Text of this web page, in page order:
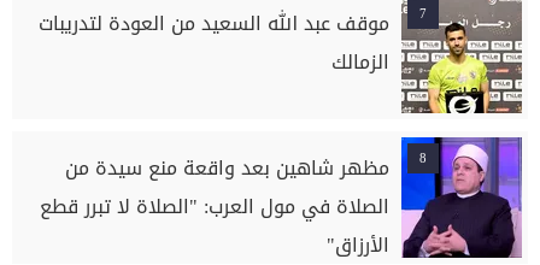
7
موقف عبد الله السعيد من العودة لتدريبات
الزمالك
8
مظهر شاهين بعد واقعة منع سيدة من
الصلاة في مول العرب: "الصلاة لا تبرر قطع
الأرزاق"